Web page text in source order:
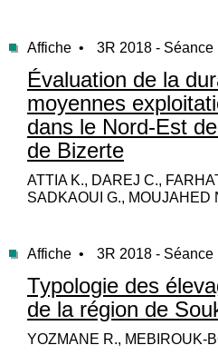
Affiche • 3R 2018 -
Évaluation de la
moyennes
dans le Nord-Est
de Bizerte
ATTIA K., DAREJ C.,
SADKAOUI G., MOUJAHED
Affiche • 3R 2018 -
Typologie des
de la région de
YOZMANE R., MEBIROUK-